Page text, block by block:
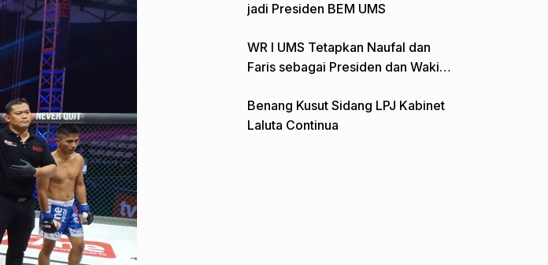
jadi Presiden BEM UMS
WR I UMS Tetapkan Naufal dan
Faris sebagai Presiden dan Wakil
Benang Kusut Sidang LPJ Kabinet
Laluta Continua